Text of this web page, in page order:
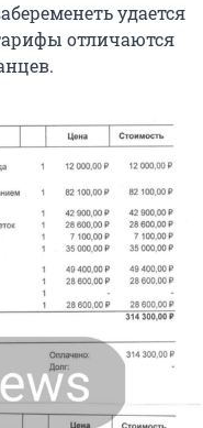
удается
отличаются